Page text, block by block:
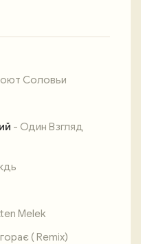
Соловьи
- Один Взгляд
Melek
( Remix)